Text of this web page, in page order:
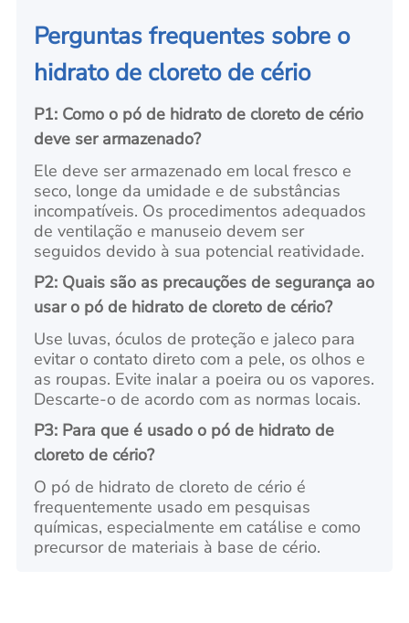
Perguntas frequentes sobre o
hidrato de cloreto de cério
P1: Como o pó de hidrato de cloreto de cério
deve ser armazenado?
Ele deve ser armazenado em local fresco e
seco, longe da umidade e de substâncias
incompatíveis. Os procedimentos adequados
de ventilação e manuseio devem ser
seguidos devido à sua potencial reatividade.
P2: Quais são as precauções de segurança ao
usar o pó de hidrato de cloreto de cério?
Use luvas, óculos de proteção e jaleco para
evitar o contato direto com a pele, os olhos e
as roupas. Evite inalar a poeira ou os vapores.
Descarte-o de acordo com as normas locais.
P3: Para que é usado o pó de hidrato de
cloreto de cério?
O pó de hidrato de cloreto de cério é
frequentemente usado em pesquisas
químicas, especialmente em catálise e como
precursor de materiais à base de cério.